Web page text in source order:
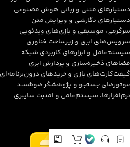
دستیارهای متنی و زبانی هوش مصنوعی
دستیارهای نگارشی و ویرایش متن
سرگرمی، موسیقی و بازی‌های ویدئویی
سرویس‌های ابری و زیرساخت فناوری
سیستم‌عامل و ابزارهای کاربردی شبکه
فضاهای ذخیره‌سازی و پردازش ابری
گیفت‌کارت‌های بازی و خریدهای درون‌برنامه‌ای
موتورهای جستجو و پژوهشگر هوشمند
نرم‌افزارها، سیستم‌عامل و امنیت سایبری